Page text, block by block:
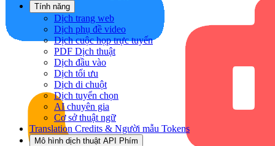
Tính năng
Dịch trang web
Dịch phụ đề video
Dịch cuộc họp trực tuyến
PDF Dịch thuật
Dịch đầu vào
Dịch tối ưu
Dịch di chuột
Dịch tuyển chọn
AI chuyên gia
Cơ sở thuật ngữ
Translation Credits & Người mẫu Tokens
Mô hình dịch thuật API Phím